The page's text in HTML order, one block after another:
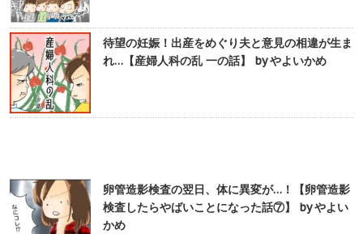
待望の妊娠！出産をめぐり夫と意見の相違が生ま
れ…【産婦人科の乱 一の話】 by やよいかめ
卵管造影検査の翌日、体に異変が…！【卵管造影
検査したらやばいことになった話⑦】 by やよい
かめ